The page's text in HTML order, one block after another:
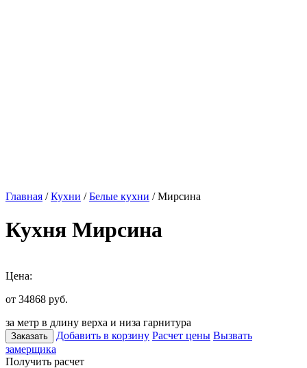
Главная /Кухни /Белые кухни / Мирсина
Кухня Мирсина
Цена:
от 34868 руб.
за метр в длину верха и низа гарнитура
Заказать Добавить в корзину Расчет цены Вызвать
замерщика
Получить расчет